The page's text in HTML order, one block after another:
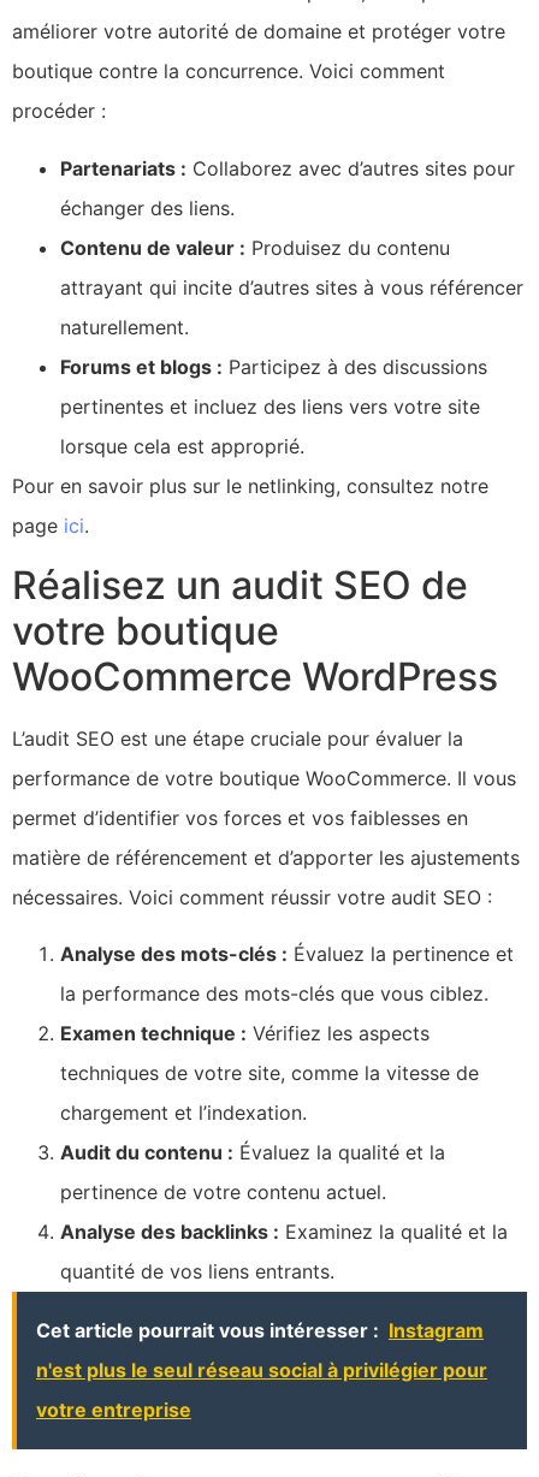
améliorer votre autorité de domaine et protéger votre
boutique contre la concurrence. Voici comment
procéder :
Partenariats : Collaborez avec d’autres sites pour
échanger des liens.
Contenu de valeur : Produisez du contenu
attrayant qui incite d’autres sites à vous référencer
naturellement.
Forums et blogs : Participez à des discussions
pertinentes et incluez des liens vers votre site
lorsque cela est approprié.
Pour en savoir plus sur le netlinking, consultez notre
page ici.
Réalisez un audit SEO de
votre boutique
WooCommerce WordPress
L’audit SEO est une étape cruciale pour évaluer la
performance de votre boutique WooCommerce. Il vous
permet d’identifier vos forces et vos faiblesses en
matière de référencement et d’apporter les ajustements
nécessaires. Voici comment réussir votre audit SEO :
Analyse des mots-clés : Évaluez la pertinence et
la performance des mots-clés que vous ciblez.
Examen technique : Vérifiez les aspects
techniques de votre site, comme la vitesse de
chargement et l’indexation.
Audit du contenu : Évaluez la qualité et la
pertinence de votre contenu actuel.
Analyse des backlinks : Examinez la qualité et la
quantité de vos liens entrants.
Cet article pourrait vous intéresser : Instagram
n'est plus le seul réseau social à privilégier pour
votre entreprise